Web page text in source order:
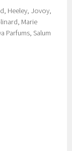
Heeley, Jovoy,
Marie
Parfums, Salum